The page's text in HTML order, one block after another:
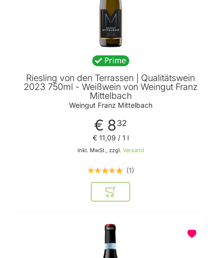
Riesling von den Terrassen | Qualitätswein
2023 750ml - Weißwein von Weingut Franz
Mittelbach
Weingut Franz Mittelbach
€ 832
Inkl. MwSt., zzgl. Versand
€ 11,09 / 1 l
1
In den Warenkorb